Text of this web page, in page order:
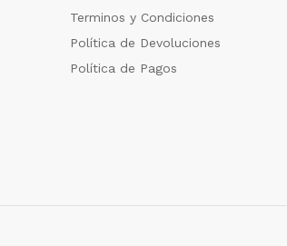
Terminos y Condiciones
Política de Devoluciones
Política de Pagos